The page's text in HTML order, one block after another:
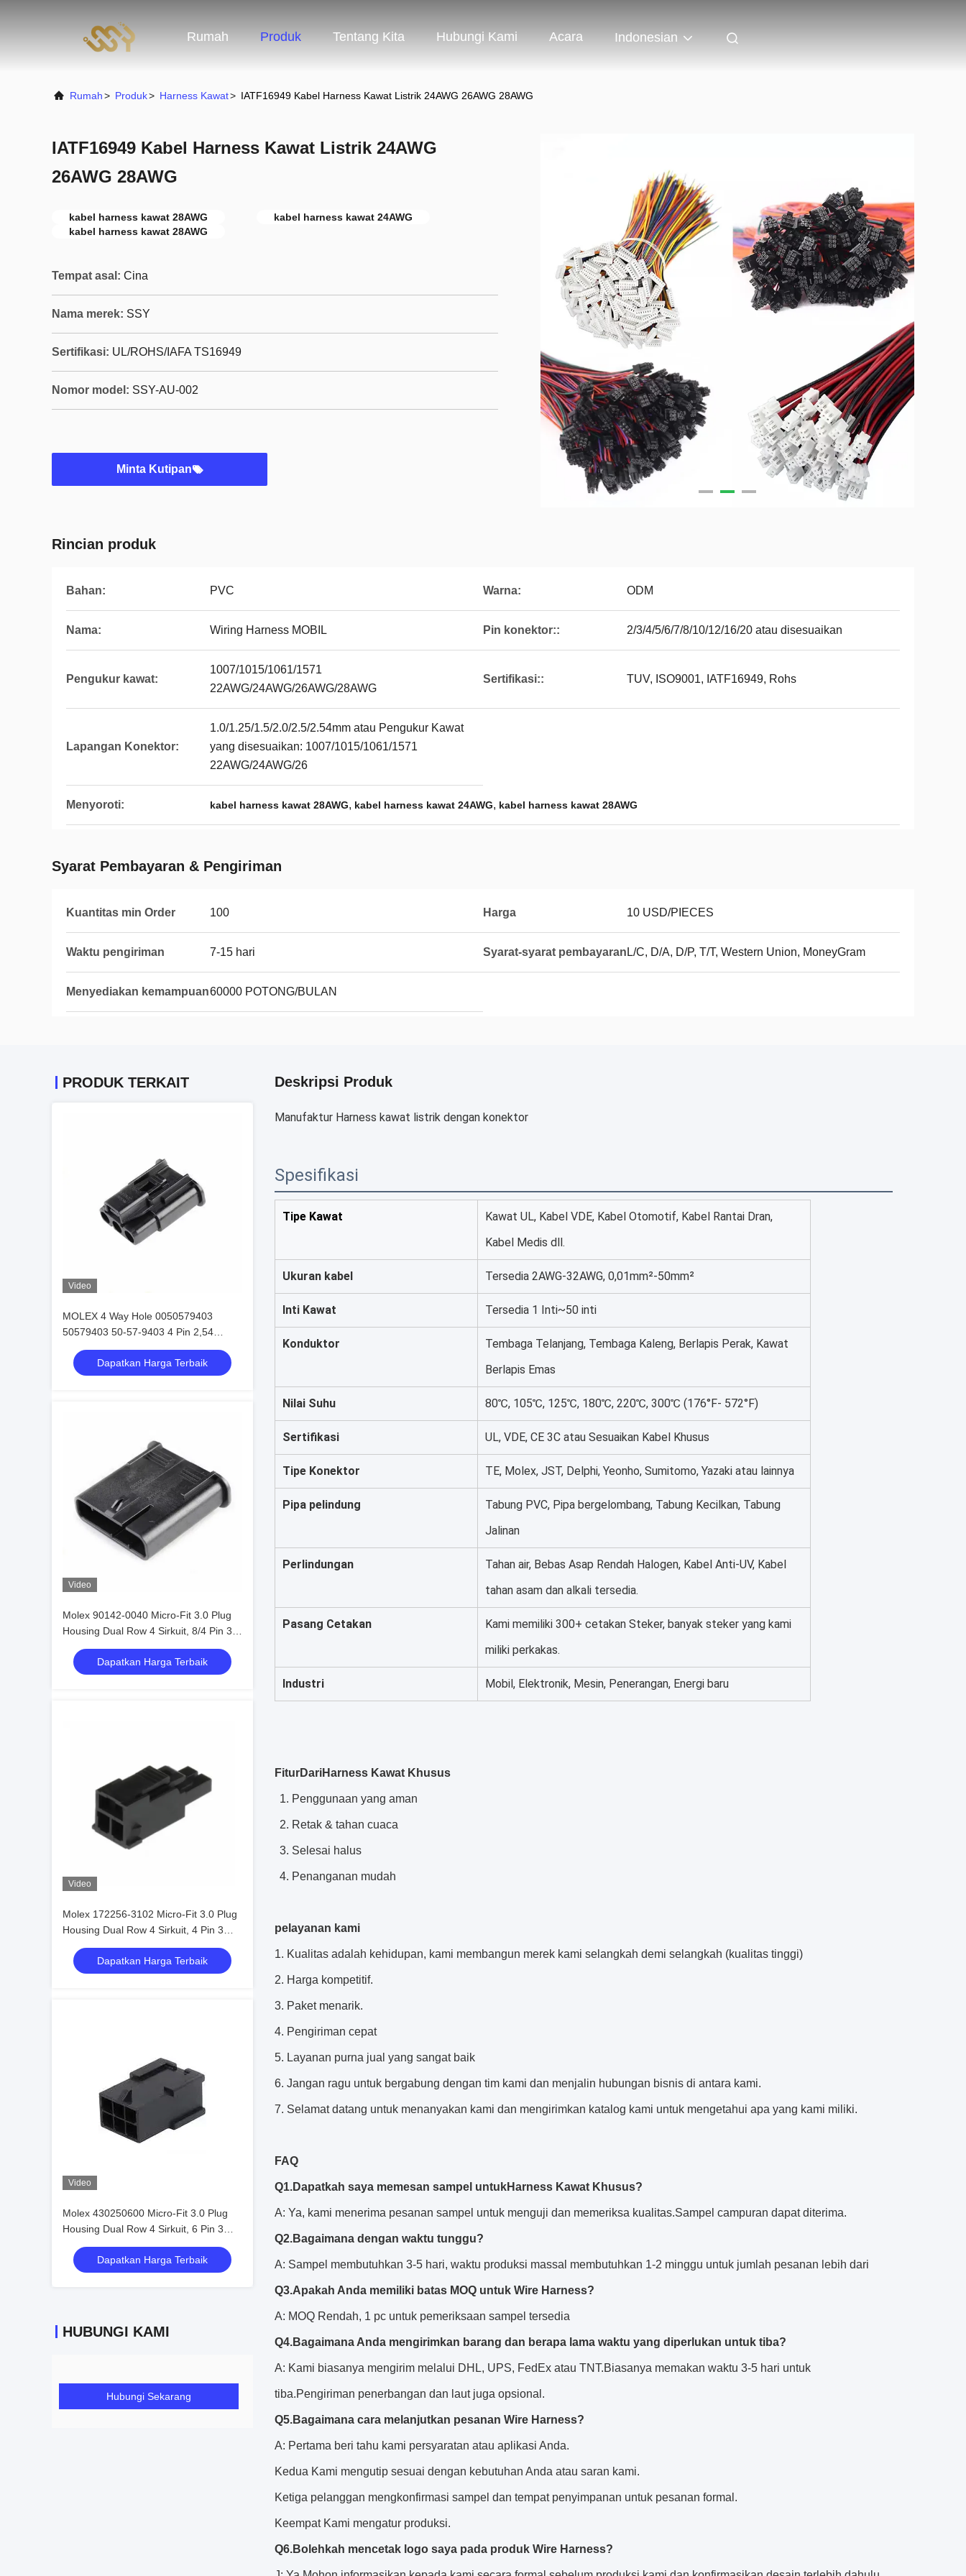
Rumah Produk Tentang Kita Hubungi Kami Acara Indonesian
Rumah> Produk> Harness Kawat> IATF16949 Kabel Harness Kawat Listrik 24AWG 26AWG 28AWG
IATF16949 Kabel Harness Kawat Listrik 24AWG
26AWG 28AWG
kabel harness kawat 28AWG
kabel harness kawat 24AWG
kabel harness kawat 28AWG
Tempat asal: Cina
Nama merek: SSY
Sertifikasi: UL/ROHS/IAFA TS16949
Nomor model: SSY-AU-002
Minta Kutipan
Rincian produk
Bahan: PVC Warna: ODM
Nama: Wiring Harness MOBIL Pin konektor:: 2/3/4/5/6/7/8/10/12/16/20 atau disesuaikan
Pengukur kawat:
1007/1015/1061/1571
22AWG/24AWG/26AWG/28AWG
Sertifikasi:: TUV, ISO9001, IATF16949, Rohs
Lapangan Konektor:
1.0/1.25/1.5/2.0/2.5/2.54mm atau Pengukur Kawat
yang disesuaikan: 1007/1015/1061/1571
22AWG/24AWG/26
Menyoroti: kabel harness kawat 28AWG, kabel harness kawat 24AWG, kabel harness kawat 28AWG
Syarat Pembayaran & Pengiriman
Kuantitas min Order 100 Harga 10 USD/PIECES
Waktu pengiriman 7-15 hari Syarat-syarat pembayaran L/C, D/A, D/P, T/T, Western Union, MoneyGram
Menyediakan kemampuan60000 POTONG/BULAN
PRODUK TERKAIT
Video
MOLEX 4 Way Hole 0050579403
50579403 50-57-9403 4 Pin 2,54
Konektor mobil
Dapatkan Harga Terbaik
Video
Molex 90142-0040 Micro-Fit 3.0 Plug
Housing Dual Row 4 Sirkuit, 8/4 Pin 3
Mm Di Stok 90142-0040
Dapatkan Harga Terbaik
Video
Molex 172256-3102 Micro-Fit 3.0 Plug
Housing Dual Row 4 Sirkuit, 4 Pin 3
mm dalam stok 172256-3102
Dapatkan Harga Terbaik
Video
Molex 430250600 Micro-Fit 3.0 Plug
Housing Dual Row 4 Sirkuit, 6 Pin 3
Mm Di Stok 430250600
Dapatkan Harga Terbaik
HUBUNGI KAMI
Hubungi Sekarang
Deskripsi Produk
Manufaktur Harness kawat listrik dengan konektor
Spesifikasi
Tipe Kawat
Kawat UL, Kabel VDE, Kabel Otomotif, Kabel Rantai Dran,
Kabel Medis dll.
Ukuran kabel Tersedia 2AWG-32AWG, 0,01mm²-50mm²
Inti Kawat Tersedia 1 Inti~50 inti
Konduktor
Tembaga Telanjang, Tembaga Kaleng, Berlapis Perak, Kawat
Berlapis Emas
Nilai Suhu 80℃, 105℃, 125℃, 180℃, 220℃, 300℃ (176°F- 572°F)
Sertifikasi UL, VDE, CE 3C atau Sesuaikan Kabel Khusus
Tipe Konektor TE, Molex, JST, Delphi, Yeonho, Sumitomo, Yazaki atau lainnya
Pipa pelindung
Tabung PVC, Pipa bergelombang, Tabung Kecilkan, Tabung
Jalinan
Perlindungan
Tahan air, Bebas Asap Rendah Halogen, Kabel Anti-UV, Kabel
tahan asam dan alkali tersedia.
Pasang Cetakan
Kami memiliki 300+ cetakan Steker, banyak steker yang kami
miliki perkakas.
Industri Mobil, Elektronik, Mesin, Penerangan, Energi baru
FiturDariHarness Kawat Khusus
1. Penggunaan yang aman
2. Retak & tahan cuaca
3. Selesai halus
4. Penanganan mudah
pelayanan kami
1. Kualitas adalah kehidupan, kami membangun merek kami selangkah demi selangkah (kualitas tinggi)
2. Harga kompetitif.
3. Paket menarik.
4. Pengiriman cepat
5. Layanan purna jual yang sangat baik
6. Jangan ragu untuk bergabung dengan tim kami dan menjalin hubungan bisnis di antara kami.
7. Selamat datang untuk menanyakan kami dan mengirimkan katalog kami untuk mengetahui apa yang kami miliki.
FAQ
Q1.Dapatkah saya memesan sampel untukHarness Kawat Khusus?
A: Ya, kami menerima pesanan sampel untuk menguji dan memeriksa kualitas.Sampel campuran dapat diterima.
Q2.Bagaimana dengan waktu tunggu?
A: Sampel membutuhkan 3-5 hari, waktu produksi massal membutuhkan 1-2 minggu untuk jumlah pesanan lebih dari
Q3.Apakah Anda memiliki batas MOQ untuk Wire Harness?
A: MOQ Rendah, 1 pc untuk pemeriksaan sampel tersedia
Q4.Bagaimana Anda mengirimkan barang dan berapa lama waktu yang diperlukan untuk tiba?
A: Kami biasanya mengirim melalui DHL, UPS, FedEx atau TNT.Biasanya memakan waktu 3-5 hari untuk
tiba.Pengiriman penerbangan dan laut juga opsional.
Q5.Bagaimana cara melanjutkan pesanan Wire Harness?
A: Pertama beri tahu kami persyaratan atau aplikasi Anda.
Kedua Kami mengutip sesuai dengan kebutuhan Anda atau saran kami.
Ketiga pelanggan mengkonfirmasi sampel dan tempat penyimpanan untuk pesanan formal.
Keempat Kami mengatur produksi.
Q6.Bolehkah mencetak logo saya pada produk Wire Harness?